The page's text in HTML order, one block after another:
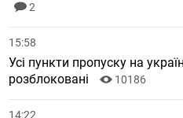
2
15:58
Усі пункти пропуску на
розблоковані
10186
14:22